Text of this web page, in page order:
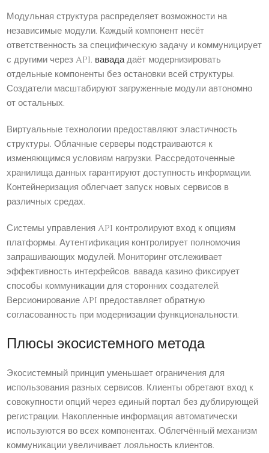
Модульная структура распределяет возможности на
независимые модули. Каждый компонент несёт
ответственность за специфическую задачу и коммуницирует
с другими через API. вавададаёт модернизировать
отдельные компоненты без остановки всей структуры.
Создатели масштабируют загруженные модули автономно
от остальных.
Виртуальные технологии предоставляют эластичность
структуры. Облачные серверы подстраиваются к
изменяющимся условиям нагрузки. Рассредоточенные
хранилища данных гарантируют доступность информации.
Контейнеризация облегчает запуск новых сервисов в
различных средах.
Системы управления API контролируют вход к опциям
платформы. Аутентификация контролирует полномочия
запрашивающих модулей. Мониторинг отслеживает
эффективность интерфейсов. вавада казино фиксирует
способы коммуникации для сторонних создателей.
Версионирование API предоставляет обратную
согласованность при модернизации функциональности.
Плюсы экосистемного метода
Экосистемный принцип уменьшает ограничения для
использования разных сервисов. Клиенты обретают вход к
совокупности опций через единый портал без дублирующей
регистрации. Накопленные информация автоматически
используются во всех компонентах. Облегчённый механизм
коммуникации увеличивает лояльность клиентов.